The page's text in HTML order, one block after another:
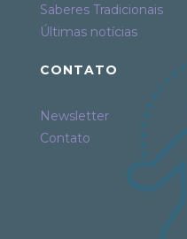
Saberes Tradicionais
Últimas notícias
CONTATO
Newsletter
Contato